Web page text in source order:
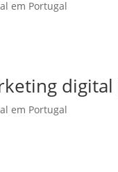
em Portugal
em Portugal